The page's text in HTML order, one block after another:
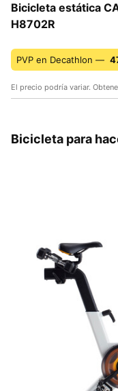
Bicicleta estática
H8702R
PVP en Decathlon —
El precio podría variar.
Bicicleta para